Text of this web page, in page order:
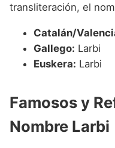
transliteración, el
Catalán/
Gallego: Larbi
Euskera: Larbi
Famosos y
Nombre Larbi